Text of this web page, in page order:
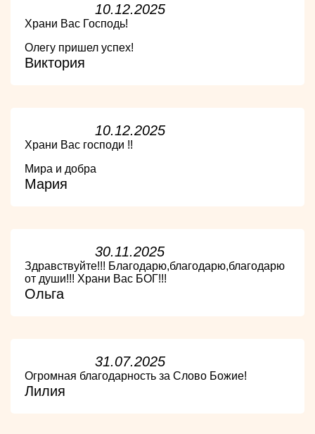
10.12.2025
Храни Вас Господь!
Олегу пришел успех!
Виктория
10.12.2025
Храни Вас господи !!
Мира и добра
Мария
30.11.2025
Здравствуйте!!! Благодарю,благодарю,благодарю
от души!!! Храни Вас БОГ!!!
Ольга
31.07.2025
Огромная благодарность за Слово Божие!
Лилия